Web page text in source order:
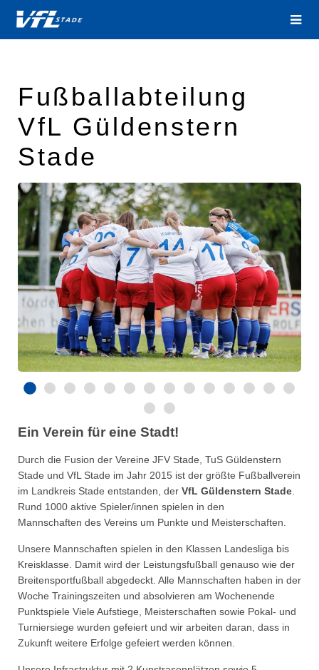
Fußballabteilung
VfL Güldenstern
Stade
Ein Verein für eine Stadt!
Durch die Fusion der Vereine JFV Stade, TuS Güldenstern
Stade und VfL Stade im Jahr 2015 ist der größte Fußballverein
im Landkreis Stade entstanden, der VfL Güldenstern Stade.
Rund 1000 aktive Spieler/innen spielen in den
Mannschaften des Vereins um Punkte und Meisterschaften.
Unsere Mannschaften spielen in den Klassen Landesliga bis
Kreisklasse. Damit wird der Leistungsfußball genauso wie der
Breitensportfußball abgedeckt. Alle Mannschaften haben in der
Woche Trainingszeiten und absolvieren am Wochenende
Punktspiele Viele Aufstiege, Meisterschaften sowie Pokal- und
Turniersiege wurden gefeiert und wir arbeiten daran, dass in
Zukunft weitere Erfolge gefeiert werden können.